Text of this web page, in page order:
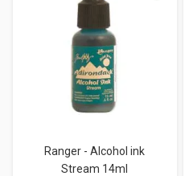
Ranger - Alcohol ink
Stream 14ml